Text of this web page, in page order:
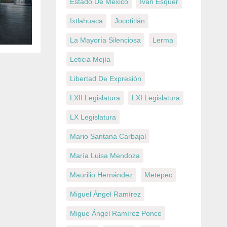
Ixtlahuaca Jocotitlán
La Mayoría Silenciosa Lerma
Leticia Mejía
Libertad De Expresión
LXII Legislatura LXI Legislatura
LX Legislatura
Mario Santana Carbajal
María Luisa Mendoza
Maurilio Hernández Metepec
Miguel Ángel Ramírez
Migue Ángel Ramírez Ponce